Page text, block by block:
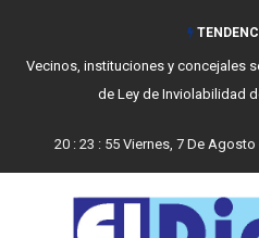
Vecinos, instituciones y concejales
de Ley de Inviolabilidad
20: 23 : 56 Viernes, 7 De Agosto